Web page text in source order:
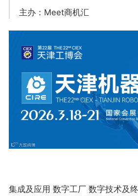
主办：Meet商机汇
集成及应用 数字工厂 数字技术及